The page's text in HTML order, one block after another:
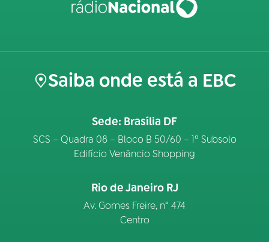
Saiba onde está a EBC
Sede: Brasília DF
SCS – Quadra 08 – Bloco B 50/60 – 1º Subsolo
Edifício Venâncio Shopping
Rio de Janeiro RJ
Av. Gomes Freire, n° 474
Centro